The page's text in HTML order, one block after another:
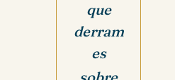
que
derram
es